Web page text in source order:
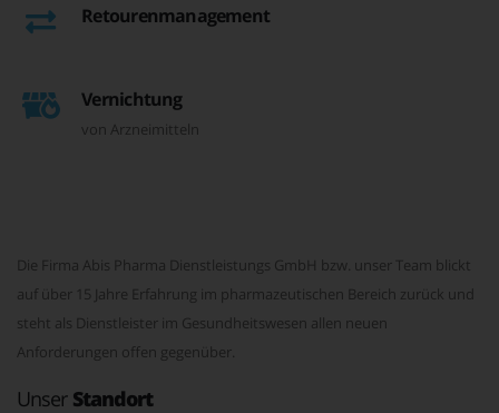
Retourenmanagement
Vernichtung
von Arzneimitteln
Die Firma Abis Pharma Dienstleistungs GmbH bzw. unser Team blickt
auf über 15 Jahre Erfahrung im pharmazeutischen Bereich zurück und
steht als Dienstleister im Gesundheitswesen allen neuen
Anforderungen offen gegenüber.
Unser Standort